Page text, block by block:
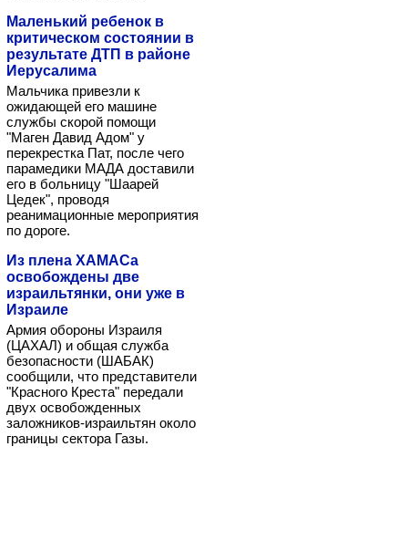
Маленький ребенок в
критическом состоянии в
результате ДТП в районе
Иерусалима
Мальчика привезли к
ожидающей его машине
службы скорой помощи
"Маген Давид Адом" у
перекрестка Пат, после чего
парамедики МАДА доставили
его в больницу "Шаарей
Цедек", проводя
реанимационные мероприятия
по дороге.
Из плена ХАМАСа
освобождены две
израильтянки, они уже в
Израиле
Армия обороны Израиля
(ЦАХАЛ) и общая служба
безопасности (ШАБАК)
сообщили, что представители
"Красного Креста" передали
двух освобожденных
заложников-израильтян около
границы сектора Газы.